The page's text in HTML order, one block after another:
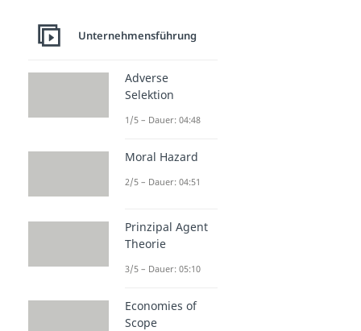
Unternehmensführung
Adverse
Selektion
1/5 – Dauer: 04:48
Moral Hazard
2/5 – Dauer: 04:51
Prinzipal Agent
Theorie
3/5 – Dauer: 05:10
Economies of
Scope